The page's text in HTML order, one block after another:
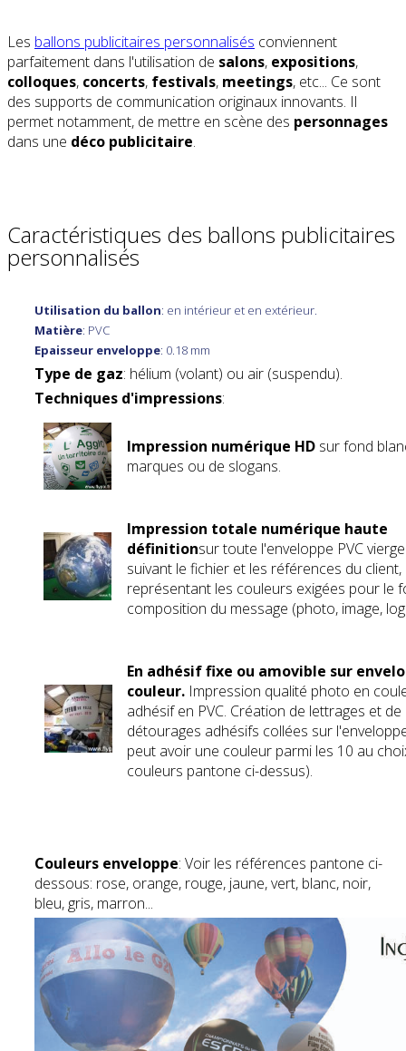
Les ballons publicitaires personnalisés conviennent
parfaitement dans l'utilisation de salons, expositions,
colloques, concerts, festivals, meetings, etc... Ce sont
des supports de communication originaux innovants. Il
permet notamment, de mettre en scène des personnages
dans une déco publicitaire.
Caractéristiques des ballons publicitaires
personnalisés
Utilisation du ballon: en intérieur et en extérieur.
Matière: PVC
Epaisseur enveloppe: 0.18 mm
Type de gaz: hélium (volant) ou air (suspendu).
Techniques d'impressions:
Impression numérique HD sur fond
marques ou de slogans.
Impression totale numérique haute
définitionsur toute l'enveloppe PVC
suivant le fichier et les références du client,
représentant les couleurs exigées pour le
composition du message (photo, image,
En adhésif fixe ou amovible sur
couleur. Impression qualité photo en
adhésif en PVC. Création de lettrages et de
détourages adhésifs collées sur
peut avoir une couleur parmi les 10 au
couleurs pantone ci-dessus).
Couleurs enveloppe: Voir les références pantone ci-
dessous: rose, orange, rouge, jaune, vert, blanc, noir,
bleu, gris, marron...